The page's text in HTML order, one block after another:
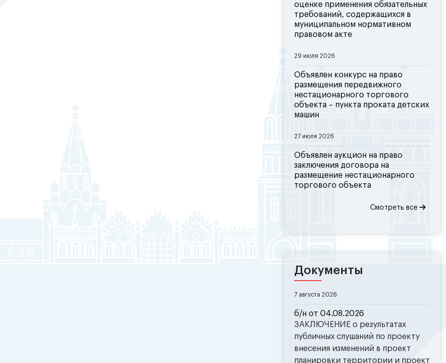
оценке применения обязательных
требований, содержащихся в
муниципальном нормативном
правовом акте
29 июля 2026
Объявлен конкурс на право
размещения передвижного
нестационарного торгового
объекта – пункта проката детских
машин
27 июля 2026
Объявлен аукцион на право
заключения договора на
размещение нестационарного
торгового объекта
Смотреть все
Документы
7 августа 2026
б/н от 04.08.2026
ЗАКЛЮЧЕНИЕ о результатах
публичных слушаний по проекту
внесения изменений в проект
планировки территории и проект